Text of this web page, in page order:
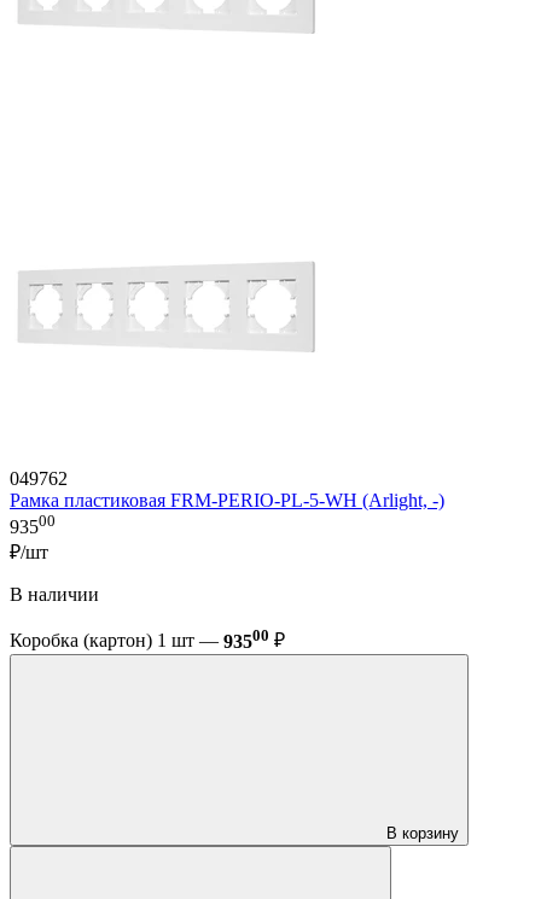
049762
Рамка пластиковая FRM-PERIO-PL-5-WH (Arlight, -)
93500
₽/шт
В наличии
Коробка (картон) 1 шт — 93500 ₽
В корзину